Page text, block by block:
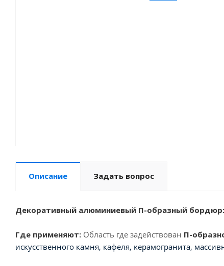
Описание Задать вопрос
Декоративный алюминиевый П-образный бордюр:
Где применяют: Область где задействован П-
искусственного камня, кафеля, керамогранита,